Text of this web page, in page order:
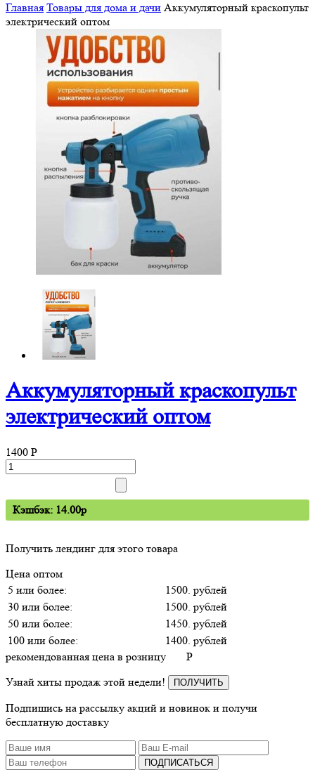
Главная Товары для дома и дачи Аккумуляторный краскопульт
электрический оптом
Аккумуляторный краскопульт
электрический оптом
1400 P
Кэшбэк: 14.00p
Получить лендинг для этого товара
Цена оптом
5 или более:
1500. рублей
30 или более:
1500. рублей
50 или более:
1450. рублей
100 или более:
1400. рублей
рекомендованная цена в розницу
P
Узнай хиты продаж этой недели!
ПОЛУЧИТЬ
Подпишись на рассылку акций и новинок и получи
бесплатную доставку
ПОДПИСАТЬСЯ